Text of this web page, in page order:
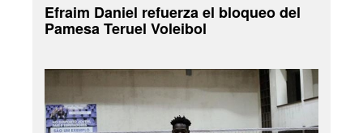
Efraim Daniel refuerza el bloqueo del
Pamesa Teruel Voleibol